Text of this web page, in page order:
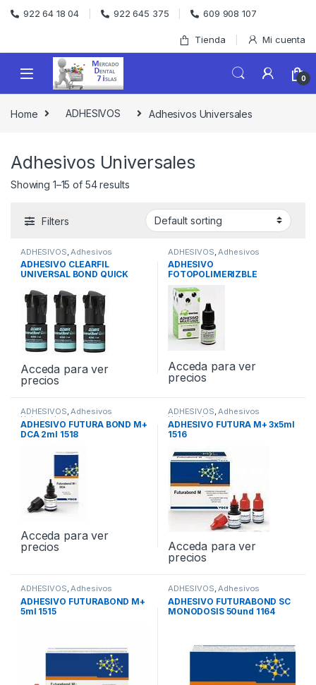
Skip to navigation
Skip to content
922 64 18 04 922 645 375 609 908 107
Tienda Mi cuenta
0
Home ADHESIVOS Adhesivos Universales
Adhesivos Universales
Showing 1–15 of 54 results
Filters
ADHESIVOS Adhesivos
Universales
ADHESIVO CLEARFIL
UNIVERSAL BOND QUICK
Acceda para ver
precios
ADHESIVOS Adhesivos
Universales
ADHESIVO
FOTOPOLIMERIZBLE
STARLINE 7ml
Acceda para ver
precios
ADHESIVOS,Adhesivos
Universales
ADHESIVO FUTURA BOND M+
DCA 2ml 1518
Acceda para ver
precios
ADHESIVOS,Adhesivos
Universales
ADHESIVO FUTURA M+ 3x5ml
1516
Acceda para ver
precios
ADHESIVOS,Adhesivos
Universales
ADHESIVO FUTURABOND M+
5ml 1515
ADHESIVOS,Adhesivos
Universales
ADHESIVO FUTURABOND SC
MONODOSIS 50und 1164